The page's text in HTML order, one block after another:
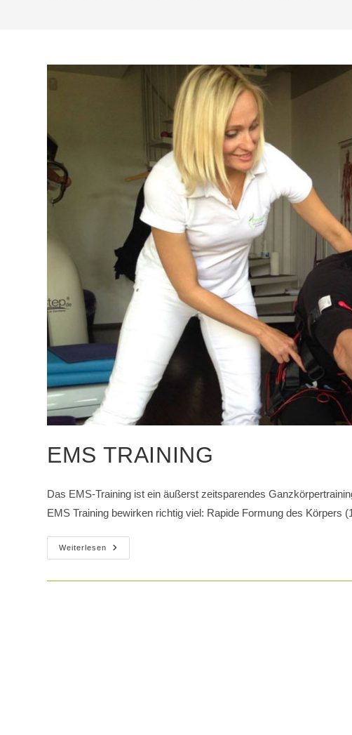
EMS TRAINING
Das EMS-Training ist ein äußerst zeitsparendes
EMS Training bewirken richtig viel: Rapide Formung des
Weiterlesen
EMS
Training